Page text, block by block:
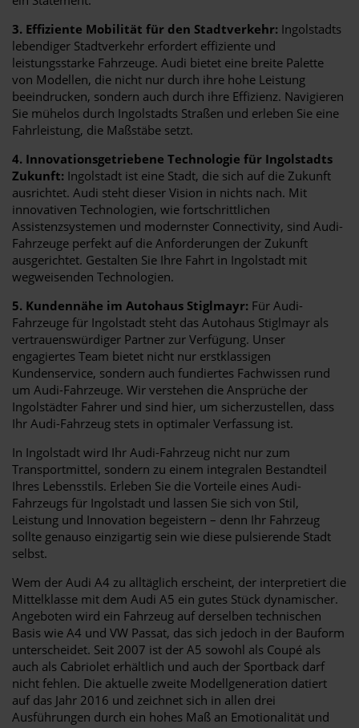
3. Effiziente Mobilität für den Stadtverkehr: Ingolstadts
lebendiger Stadtverkehr erfordert effiziente und
leistungsstarke Fahrzeuge. Audi bietet eine breite Palette
von Modellen, die nicht nur durch ihre hohe Leistung
beeindrucken, sondern auch durch ihre Effizienz. Navigieren
Sie mühelos durch Ingolstadts Straßen und erleben Sie eine
Fahrleistung, die Maßstäbe setzt.
4. Innovationsgetriebene Technologie für Ingolstadts
Zukunft: Ingolstadt ist eine Stadt, die sich auf die Zukunft
ausrichtet. Audi steht dieser Vision in nichts nach. Mit
innovativen Technologien, wie fortschrittlichen
Assistenzsystemen und modernster Connectivity, sind Audi-
Fahrzeuge perfekt auf die Anforderungen der Zukunft
ausgerichtet. Gestalten Sie Ihre Fahrt in Ingolstadt mit
wegweisenden Technologien.
5. Kundennähe im Autohaus Stiglmayr: Für Audi-
Fahrzeuge für Ingolstadt steht das Autohaus Stiglmayr als
vertrauenswürdiger Partner zur Verfügung. Unser
engagiertes Team bietet nicht nur erstklassigen
Kundenservice, sondern auch fundiertes Fachwissen rund
um Audi-Fahrzeuge. Wir verstehen die Ansprüche der
Ingolstädter Fahrer und sind hier, um sicherzustellen, dass
Ihr Audi-Fahrzeug stets in optimaler Verfassung ist.
In Ingolstadt wird Ihr Audi-Fahrzeug nicht nur zum
Transportmittel, sondern zu einem integralen Bestandteil
Ihres Lebensstils. Erleben Sie die Vorteile eines Audi-
Fahrzeugs für Ingolstadt und lassen Sie sich von Stil,
Leistung und Innovation begeistern – denn Ihr Fahrzeug
sollte genauso einzigartig sein wie diese pulsierende Stadt
selbst.
Wem der Audi A4 zu alltäglich erscheint, der interpretiert die
Mittelklasse mit dem Audi A5 ein gutes Stück dynamischer.
Angeboten wird ein Fahrzeug auf derselben technischen
Basis wie A4 und VW Passat, das sich jedoch in der Bauform
unterscheidet. Seit 2007 ist der A5 sowohl als Coupé als
auch als Cabriolet erhältlich und auch der Sportback darf
nicht fehlen. Die aktuelle zweite Modellgeneration datiert
auf das Jahr 2016 und zeichnet sich in allen drei
Ausführungen durch ein hohes Maß an Emotionalität und